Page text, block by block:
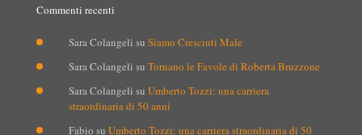
Commenti recenti
Sara Colangeli su Siamo Cresciuti Male
Sara Colangeli su Tornano le Favole di Roberta Bruzzone
Sara Colangeli su Umberto Tozzi: una carriera
straordinaria di 50 anni
Fabio su Umberto Tozzi: una carriera straordinaria di 50